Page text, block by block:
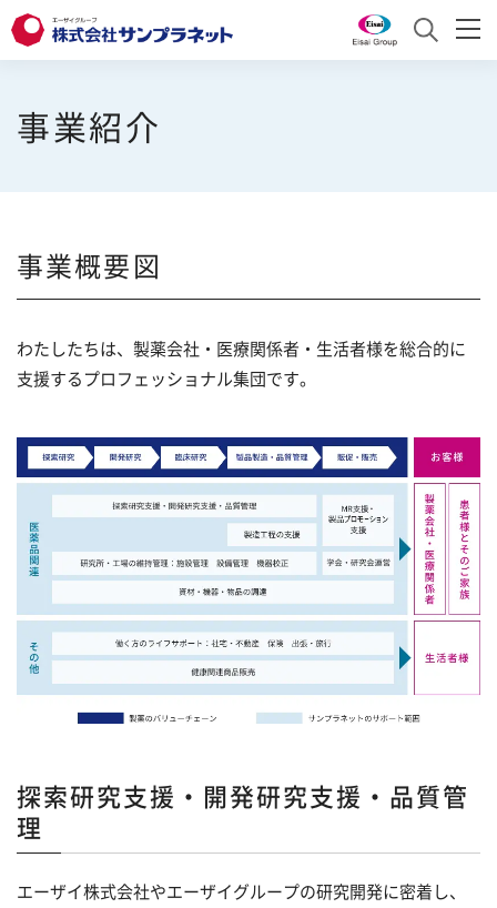
サンプラネットとは トップ
会社概要
沿革
事業紹介
組織図
事業所案内
サンプラネット健康宣言
CSR
想いをカタチに (コラム)
サービス
医薬品分析
研究・製造関連商品
学会・研究会運営
プロモーション支援
健康関連商品
採用情報
採用情報
採用責任者からのメッセージ
求める人財像
hhc理念の実現に向けた取り組み
会社を知る
仕事を知る
数字で知る
人を知る(キャリア)
若手社員座談会
English
よくあるご質問
事業紹介
事業概要図
わたしたちは、製薬会社・医療関係者・生活者様を総合的に
支援するプロフェッショナル集団です。
探索研究支援・開発研究支援・品質管
理
エーザイ株式会社やエーザイグループの研究開発に密着し、